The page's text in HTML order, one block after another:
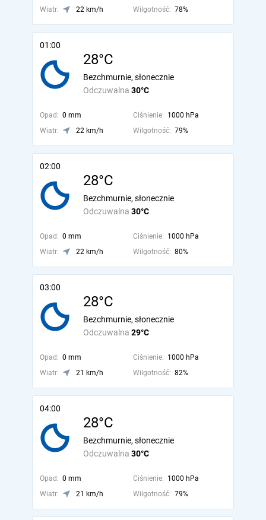
Wiatr:
22 km/h Wilgotność: 78%
01:00
28°C
Odczuwalna 30°C
Bezchmurnie, słonecznie
Opad: 0 mm Ciśnienie: 1000 hPa
Wiatr:
22 km/h Wilgotność: 79%
02:00
28°C
Odczuwalna 30°C
Bezchmurnie, słonecznie
Opad: 0 mm Ciśnienie: 1000 hPa
Wiatr:
22 km/h Wilgotność: 80%
03:00
28°C
Odczuwalna 29°C
Bezchmurnie, słonecznie
Opad: 0 mm Ciśnienie: 1000 hPa
Wiatr:
21 km/h Wilgotność: 82%
04:00
28°C
Odczuwalna 30°C
Bezchmurnie, słonecznie
Opad: 0 mm Ciśnienie: 1000 hPa
Wiatr:
21 km/h Wilgotność: 79%